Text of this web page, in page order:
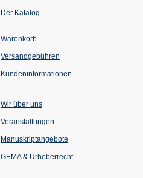
Der Katalog
Warenkorb
Versandgebühren
Kundeninformationen
Wir über uns
Veranstaltungen
einem
Tab)
Manuskriptangebote
GEMA & Urheberrecht